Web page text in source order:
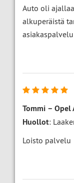
Auto oli
alkuperäistä
Tommi – Opel
Huollot:
Loisto palvelu